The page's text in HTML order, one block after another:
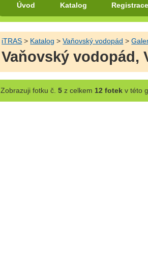
Úvod Katalog Registrace
iTRAS > Katalog >Vaňovský vodopád >
Vaňovský vodopád,
Zobrazujifotku č. 5z celkem 12 fotekv této